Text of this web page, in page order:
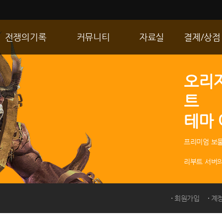
오리
트
테
프리미엄 보
리부트 서버
회원가입 계
전쟁의기록
통합 길드전
공성 & 스팟
랭킹
R2Match
커뮤니티
GM노트
자료실 결제/상점
마이
내 캐시